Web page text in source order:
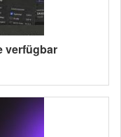
verfügbar